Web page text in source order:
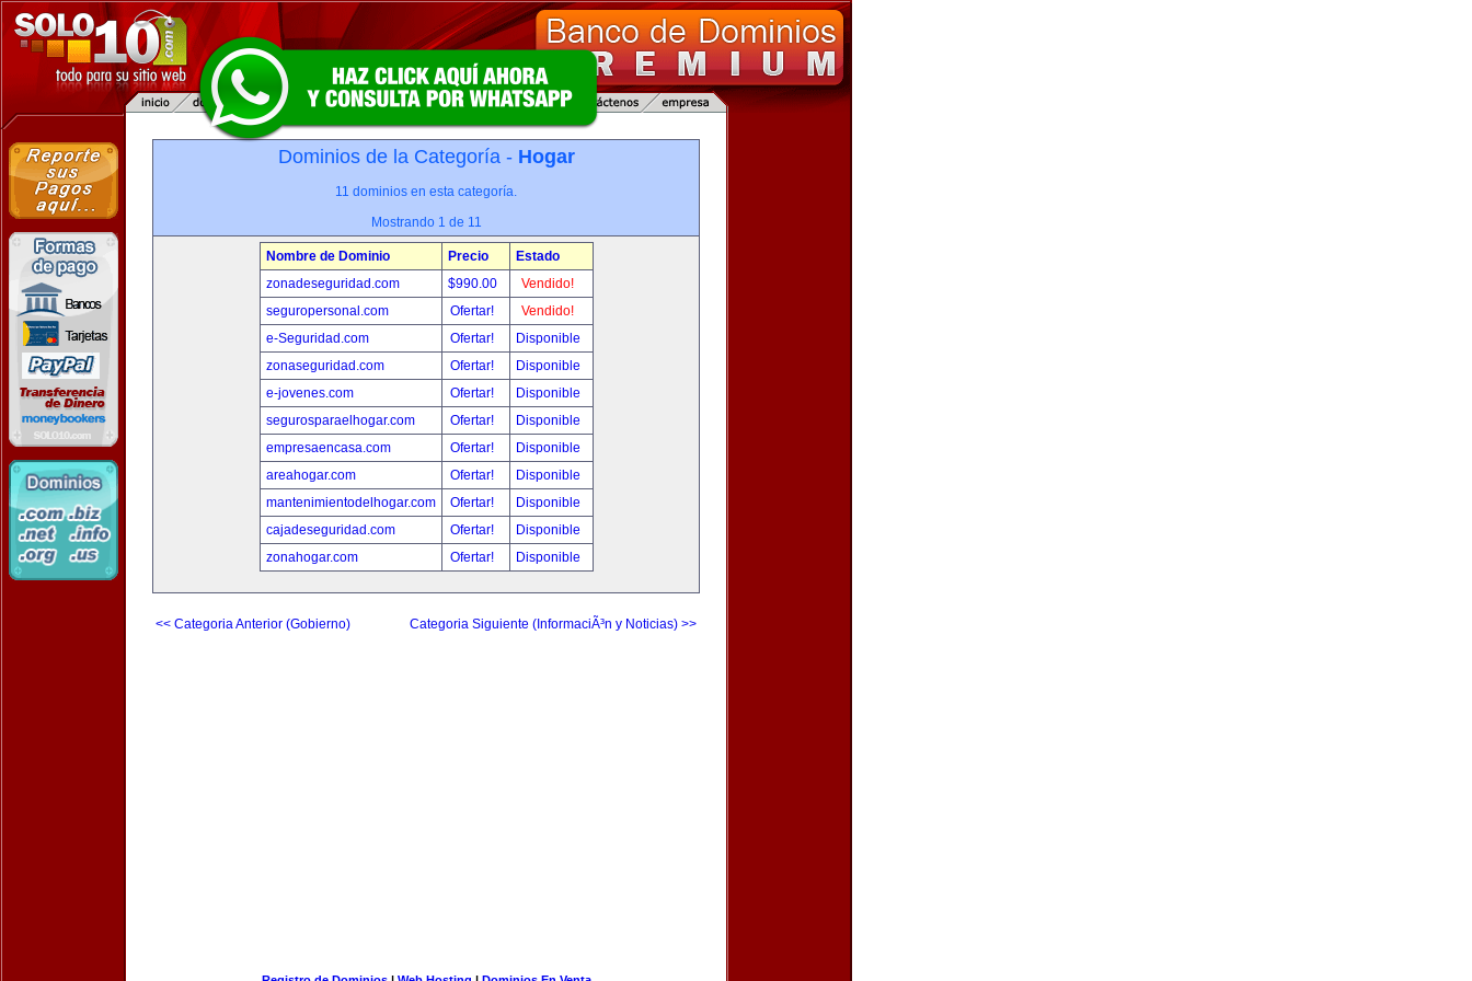
Dominios de la Categoría - Hogar
11 dominios en esta categoría.
Mostrando 1 de 11
Nombre de Dominio Precio
Estado
zonadeseguridad.com
$990.00
Vendido!
seguropersonal.com
Ofertar!
Vendido!
e-Seguridad.com
Ofertar!
Disponible
zonaseguridad.com
Ofertar!
Disponible
e-jovenes.com
Ofertar!
Disponible
segurosparaelhogar.com
Ofertar!
Disponible
empresaencasa.com
Ofertar!
Disponible
areahogar.com
Ofertar!
Disponible
mantenimientodelhogar.com
Ofertar!
Disponible
cajadeseguridad.com
Ofertar!
Disponible
zonahogar.com
Ofertar! Disponible
<< Categoria Anterior (Gobierno) Categoria Siguiente (InformaciÃ³n y Noticias) >>